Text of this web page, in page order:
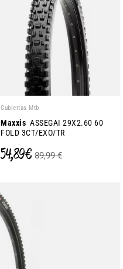
Cubiertas Mtb
Maxxis ASSEGAI 29X2.60 60
FOLD 3CT/EXO/TR
54,89 € 89,99 €